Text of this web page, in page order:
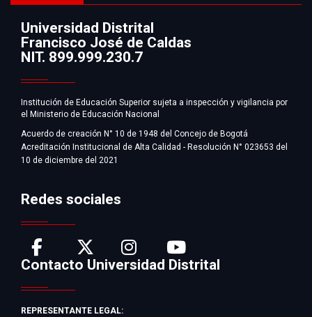
Información
Universidad Distrital
Francisco José de Caldas
NIT. 899.999.230.7
Institución de Educación Superior sujeta a inspección y vigilancia por
el Ministerio de Educación Nacional
Acuerdo de creación N° 10 de 1948 del Concejo de Bogotá
Acreditación Institucional de Alta Calidad - Resolución N° 023653 del
10 de diciembre del 2021
Redes sociales
Contacto Universidad Distrital
REPRESENTANTE LEGAL: